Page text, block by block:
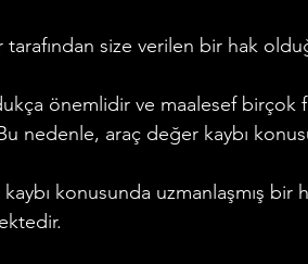
Hukuku Miras Hukuku
size verilen bir hak
önemlidir ve maalesef birçok
nedenle, araç değer kaybı
konusunda uzmanlaşmış bir